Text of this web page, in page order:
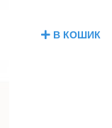
В КОШИК